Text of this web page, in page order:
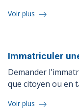
Voir plus
Immatriculer
Demander
que citoyen ou en
Voir plus